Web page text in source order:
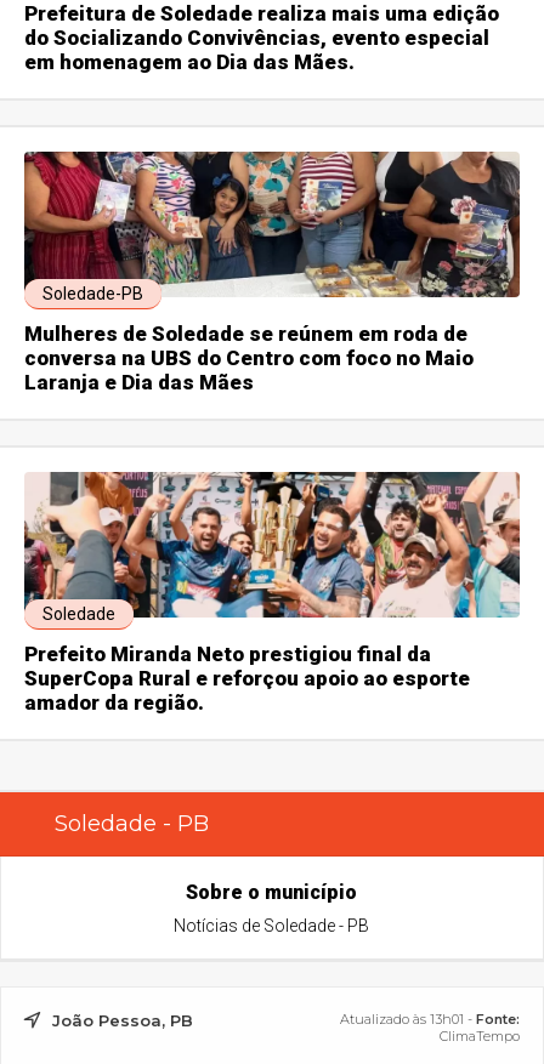
Prefeitura de Soledade realiza mais uma edição
do Socializando Convivências, evento especial
em homenagem ao Dia das Mães.
Soledade-PB
Mulheres de Soledade se reúnem em roda de
conversa na UBS do Centro com foco no Maio
Laranja e Dia das Mães
Soledade
Prefeito Miranda Neto prestigiou final da
SuperCopa Rural e reforçou apoio ao esporte
amador da região.
Soledade - PB
Sobre o município
Notícias de Soledade - PB
João Pessoa, PB Atualizado às 13h01 - Fonte:
ClimaTempo